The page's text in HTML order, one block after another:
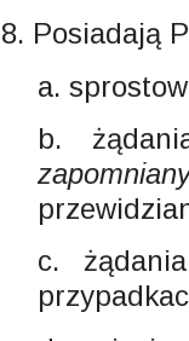
8. Posiadają
a.
b.
c.